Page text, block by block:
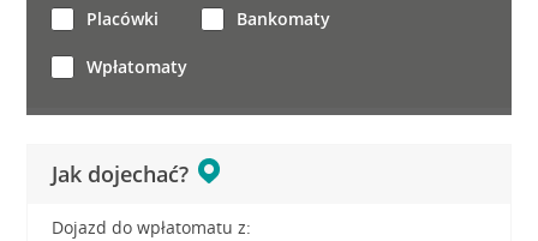
Jak dojechać?
Dojazd do wpłatomatu z:
Placówki Bankomaty
Wpłatomaty